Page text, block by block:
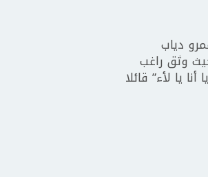
دياب
وثق راغب
يا لأء” قائلا